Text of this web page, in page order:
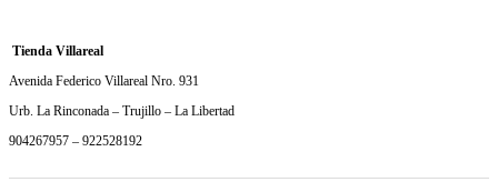
Tienda Villareal
Avenida Federico Villareal Nro. 931
Urb. La Rinconada – Trujillo – La Libertad
904267957 – 922528192